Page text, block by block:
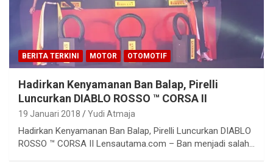
BERITA TERKINI MOTOR OTOMOTIF
Hadirkan Kenyamanan Ban Balap, Pirelli
Luncurkan DIABLO ROSSO ™ CORSA II
19 Januari 2018 Yudi Atmaja
Hadirkan Kenyamanan Ban Balap, Pirelli Luncurkan DIABLO
ROSSO ™ CORSA II Lensautama.com – Ban menjadi salah…